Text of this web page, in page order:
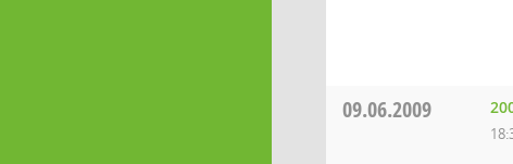
09.06.2009